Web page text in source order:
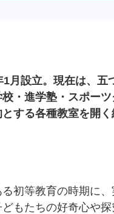
月設立。現在は、五
・進学塾・スポーツ
する各種教室を開く
初等教育の時期に、
もたちの好奇心や探